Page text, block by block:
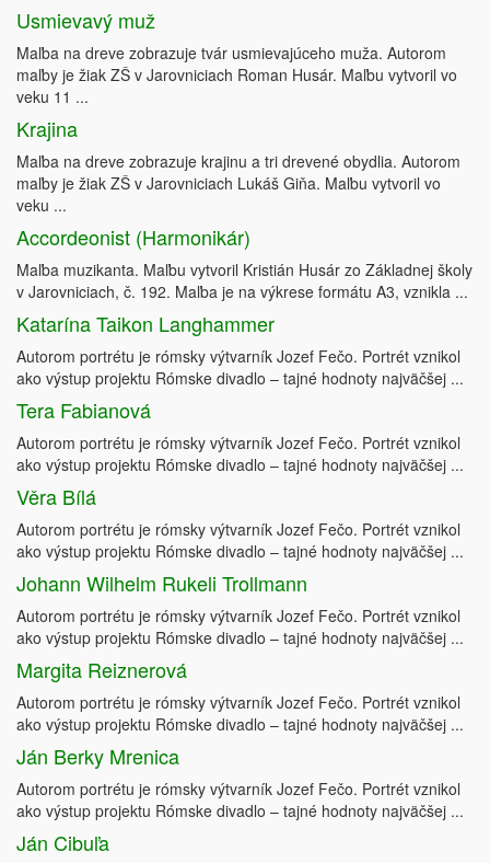
Usmievavý muž
Maľba na dreve zobrazuje tvár usmievajúceho muža. Autorom
maľby je žiak ZŠ v Jarovniciach Roman Husár. Maľbu vytvoril vo
veku 11 ...
Krajina
Maľba na dreve zobrazuje krajinu a tri drevené obydlia. Autorom
maľby je žiak ZŠ v Jarovniciach Lukáš Giňa. Maľbu vytvoril vo
veku ...
Accordeonist (Harmonikár)
Maľba muzikanta. Maľbu vytvoril Kristián Husár zo Základnej školy
v Jarovniciach, č. 192. Maľba je na výkrese formátu A3, vznikla ...
Katarína Taikon Langhammer
Autorom portrétu je rómsky výtvarník Jozef Fečo. Portrét vznikol
ako výstup projektu Rómske divadlo – tajné hodnoty najväčšej ...
Tera Fabianová
Autorom portrétu je rómsky výtvarník Jozef Fečo. Portrét vznikol
ako výstup projektu Rómske divadlo – tajné hodnoty najväčšej ...
Věra Bílá
Autorom portrétu je rómsky výtvarník Jozef Fečo. Portrét vznikol
ako výstup projektu Rómske divadlo – tajné hodnoty najväčšej ...
Johann Wilhelm Rukeli Trollmann
Autorom portrétu je rómsky výtvarník Jozef Fečo. Portrét vznikol
ako výstup projektu Rómske divadlo – tajné hodnoty najväčšej ...
Margita Reiznerová
Autorom portrétu je rómsky výtvarník Jozef Fečo. Portrét vznikol
ako výstup projektu Rómske divadlo – tajné hodnoty najväčšej ...
Ján Berky Mrenica
Autorom portrétu je rómsky výtvarník Jozef Fečo. Portrét vznikol
ako výstup projektu Rómske divadlo – tajné hodnoty najväčšej ...
Ján Cibuľa